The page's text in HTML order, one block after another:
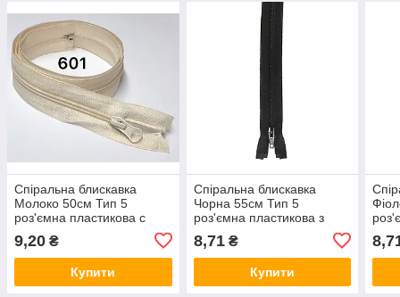
Спіральна блискавка
Молоко 50см Тип 5
роз'ємна пластикова с
9,20 ₴
Купити
Спіральна блискавка
Чорна 55см Тип 5
роз'ємна пластикова з
8,71₴
Купити